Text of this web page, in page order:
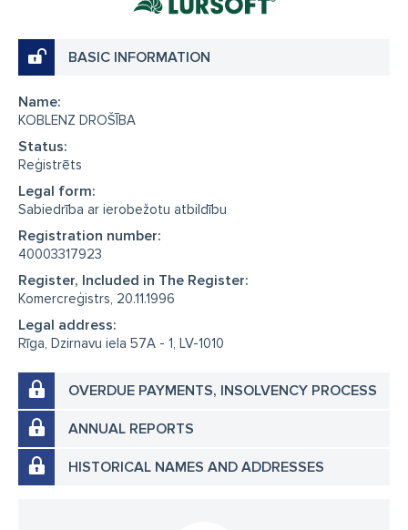
BASIC INFORMATION
Name:
KOBLENZ DROŠĪBA
Status:
Reģistrēts
Legal form:
Sabiedrība ar ierobežotu atbildību
Registration number:
40003317923
Register, Included in The Register:
Komercreģistrs, 20.11.1996
Legal address:
Rīga, Dzirnavu iela 57A - 1, LV-1010
OVERDUE PAYMENTS, INSOLVENCY PROCESS
ANNUAL REPORTS
HISTORICAL NAMES AND ADDRESSES